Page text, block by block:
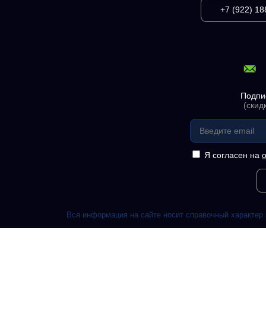
+7 (922)
Я согласен на
Вся информация на сайте носит справочный